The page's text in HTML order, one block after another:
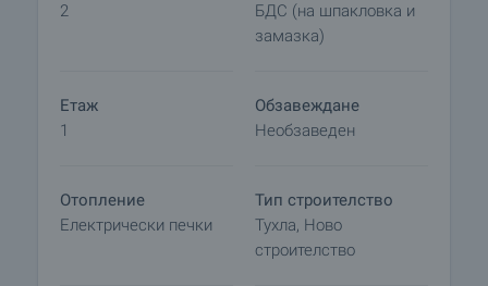
2
БДС (на шпакловка и
замазка)
Етаж
1
Обзавеждане
Необзаведен
Отопление
Електрически печки
Тип строителство
Тухла, Ново
строителство